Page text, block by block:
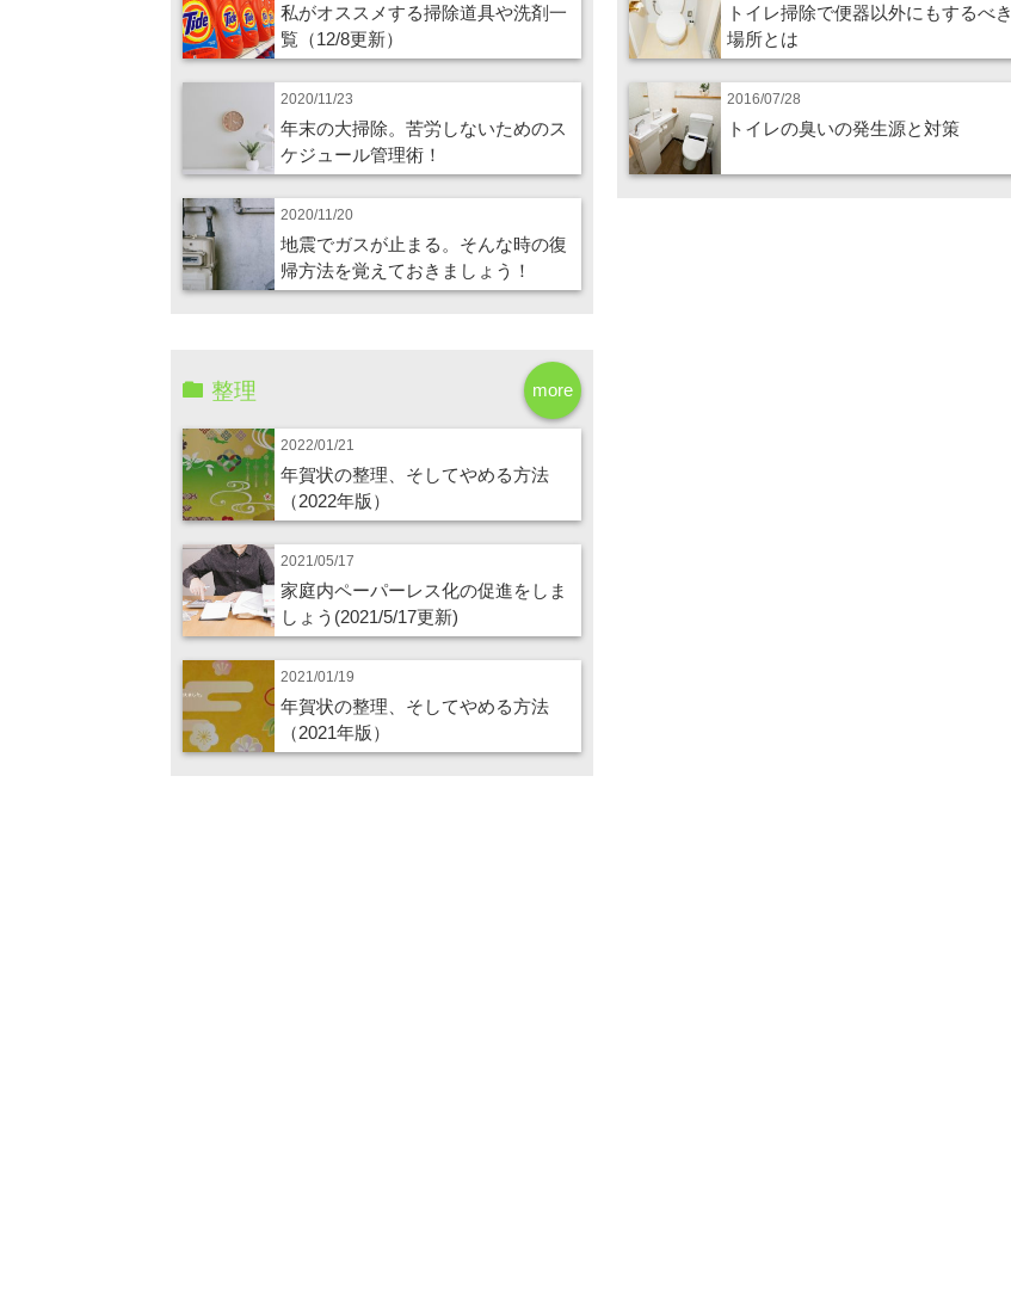
私がオススメする掃除道具や洗剤一
覧（12/8更新）
2020/11/23
年末の大掃除。苦労しないためのス
ケジュール管理術！
2020/11/20
地震でガスが止まる。そんな時の復
帰方法を覚えておきましょう！
トイレ掃除で便器以外にもするべき
場所とは
2016/07/28
トイレの臭いの発生源と対策
more
整理
2022/01/21
年賀状の整理、そしてやめる方法
（2022年版）
2021/05/17
家庭内ペーパーレス化の促進をしま
しょう(2021/5/17更新)
2021/01/19
年賀状の整理、そしてやめる方法
（2021年版）